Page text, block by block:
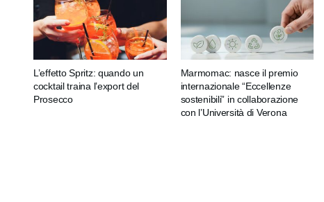
L’effetto Spritz: quando un
cocktail traina l’export del
Prosecco
Marmomac: nasce il premio
internazionale “Eccellenze
sostenibili” in collaborazione
con l’Università di Verona